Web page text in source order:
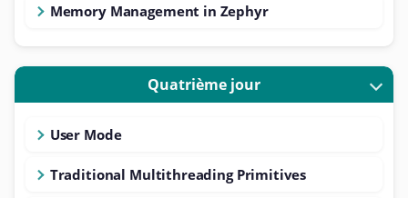
Memory Management in Zephyr
Quatrième jour
User Mode
Traditional Multithreading Primitives